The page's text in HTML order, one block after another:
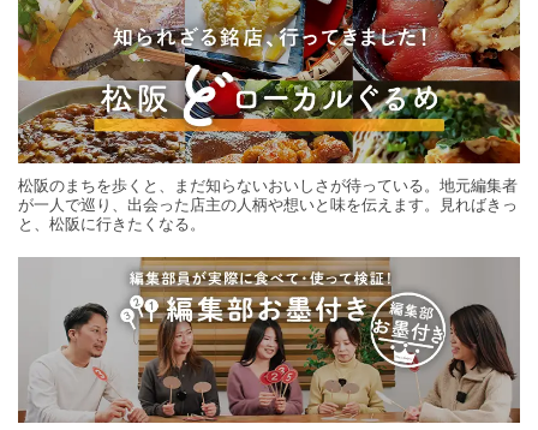
松阪のまちを歩くと、まだ知らないおいしさが待っている。地元編集者
が一人で巡り、出会った店主の人柄や想いと味を伝えます。見ればきっ
と、松阪に行きたくなる。